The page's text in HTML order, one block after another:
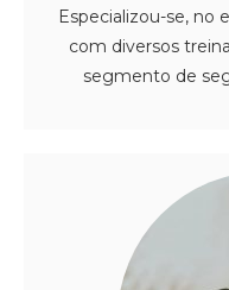
Especializou-se, no
com diversos
segmento de